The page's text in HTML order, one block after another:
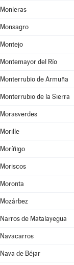
Monleras
Monsagro
Montejo
Montemayor del Río
Monterrubio de Armuña
Monterrubio de la Sierra
Morasverdes
Morille
Moríñigo
Moriscos
Moronta
Mozárbez
Narros de Matalayegua
Navacarros
Nava de Béjar